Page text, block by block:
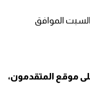
الموافق
موقع المتقدمون،